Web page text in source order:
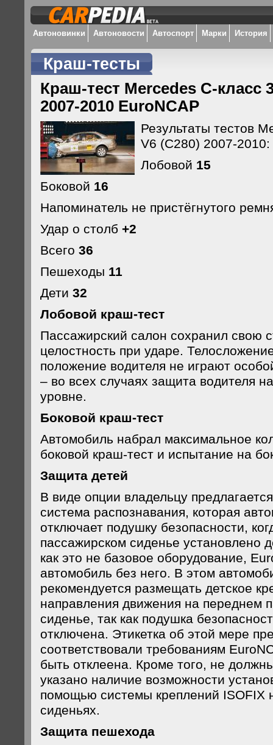
Автоновинки Автоновости Автоспорт Марки История
Краш-тесты
Краш-тест Mercedes C-класс
2007-2010 EuroNCAP
Результаты тестов
V6 (C280) 2007-2010:
Лобовой 15
Боковой 16
Напоминатель не пристёгнутого
Удар о столб +2
Всего 36
Пешеходы 11
Дети 32
Лобовой краш-тест
Пассажирский салон сохранил свою
целостность при ударе.
положение водителя не играют
– во всех случаях защита водителя
уровне.
Боковой краш-тест
Автомобиль набрал максимальное
боковой краш-тест и испытание на
Защита детей
В виде опции владельцу
система распознавания, которая
отключает подушку безопасности,
пассажирском сиденье установлено
как это не базовое оборудование,
автомобиль без него. В этом
рекомендуется размещать детское
направления движения на переднем
сиденье, так как подушка
отключена. Этикетка об этой мере
соответствовали требованиям
быть отклеена. Кроме того, не
указано наличие возможности
помощью системы креплений ISOFIX
сиденьях.
Защита пешехода